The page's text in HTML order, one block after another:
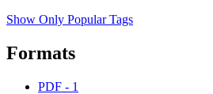
Show Only Popular Tags
Formats
PDF - 1